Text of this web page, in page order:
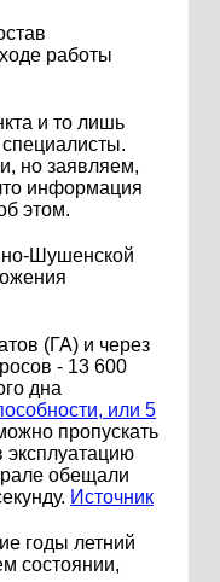
работы
и то лишь
но заявляем,
информация
этом.
Шушенской
(ГА) и через
- 13 600
дна
или 5
пропускать
эксплуатацию
обещали
Источник
годы летний
состоянии,